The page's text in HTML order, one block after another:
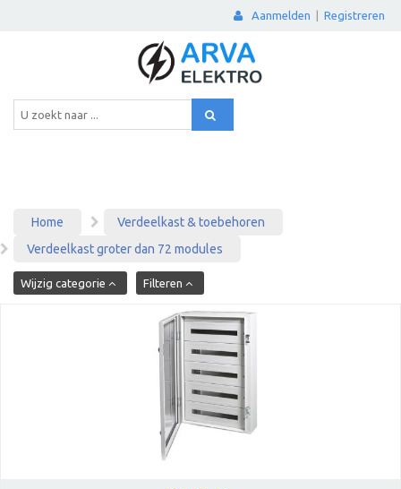
Aanmelden Registreren
Home
Verdeelkast & toebehoren
Verdeelkast groter dan 72 modules
Wijzig categorie Filteren